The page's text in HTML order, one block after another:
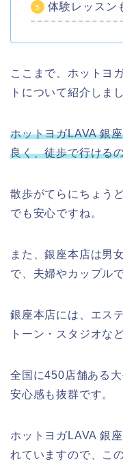
体験レッスン
ここまで、ホットヨ
トについて紹介しま
ホットヨガLAVA 銀
良く、徒歩で行ける
散歩がてらにちょう
でも安心ですね。
また、銀座本店は男
で、夫婦やカップル
銀座本店には、エス
トーン・スタジオな
全国に450店舗ある
安心感も抜群です。
ホットヨガLAVA 銀
れていますので、こ